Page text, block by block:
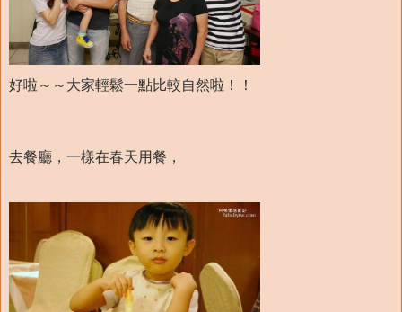
好啦～～大家輕鬆一點比較自然啦！！
去餐廳，一樣在春天用餐，